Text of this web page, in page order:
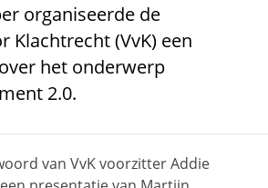
organiseerde de
Klachtrecht (VvK) een
het onderwerp
2.0.
van VvK voorzitter Addie